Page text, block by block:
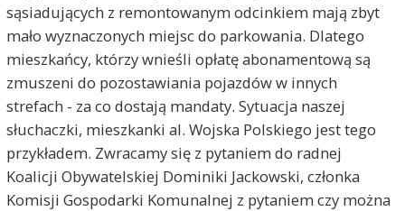
sąsiadujących z remontowanym odcinkiem mają zbyt
mało wyznaczonych miejsc do parkowania. Dlatego
mieszkańcy, którzy wnieśli opłatę abonamentową są
zmuszeni do pozostawiania pojazdów w innych
strefach - za co dostają mandaty. Sytuacja naszej
słuchaczki, mieszkanki al. Wojska Polskiego jest tego
przykładem. Zwracamy się z pytaniem do radnej
Koalicji Obywatelskiej Dominiki Jackowski, członka
Komisji Gospodarki Komunalnej z pytaniem czy można